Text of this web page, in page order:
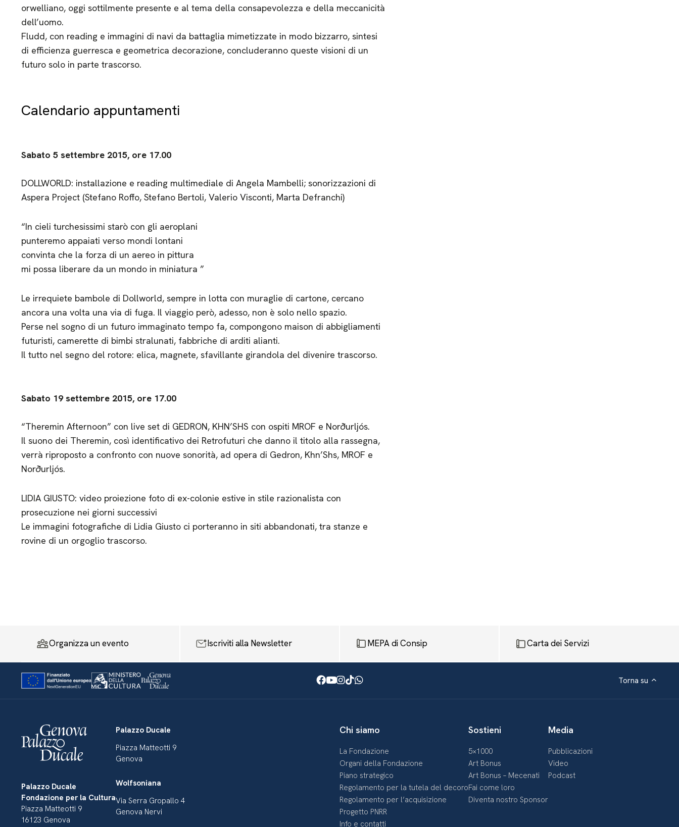
orwelliano, oggi sottilmente presente e al tema della consapevolezza e della meccanicità
dell’uomo.
Fludd, con reading e immagini di navi da battaglia mimetizzate in modo bizzarro, sintesi
di efficienza guerresca e geometrica decorazione, concluderanno queste visioni di un
futuro solo in parte trascorso.
Calendario appuntamenti
Sabato 5 settembre 2015, ore 17.00
DOLLWORLD: installazione e reading multimediale di Angela Mambelli; sonorizzazioni di
Aspera Project (Stefano Roffo, Stefano Bertoli, Valerio Visconti, Marta Defranchi)
“In cieli turchesissimi starò con gli aeroplani
punteremo appaiati verso mondi lontani
convinta che la forza di un aereo in pittura
mi possa liberare da un mondo in miniatura ”
Le irrequiete bambole di Dollworld, sempre in lotta con muraglie di cartone, cercano
ancora una volta una via di fuga. Il viaggio però, adesso, non è solo nello spazio.
Perse nel sogno di un futuro immaginato tempo fa, compongono maison di abbigliamenti
futuristi, camerette di bimbi stralunati, fabbriche di arditi alianti.
Il tutto nel segno del rotore: elica, magnete, sfavillante girandola del divenire trascorso.
Sabato 19 settembre 2015, ore 17.00
“Theremin Afternoon” con live set di GEDRON, KHN’SHS con ospiti MROF e Norðurljós.
Il suono dei Theremin, così identificativo dei Retrofuturi che danno il titolo alla rassegna,
verrà riproposto a confronto con nuove sonorità, ad opera di Gedron, Khn’Shs, MROF e
Norðurljós.
LIDIA GIUSTO: video proiezione foto di ex-colonie estive in stile razionalista con
prosecuzione nei giorni successivi
Le immagini fotografiche di Lidia Giusto ci porteranno in siti abbandonati, tra stanze e
rovine di un orgoglio trascorso.
Organizza un evento Iscriviti alla Newsletter MEPA di Consip Carta dei Servizi
Facebook
Youtube
Instagram
TikTok
WhatsApp Torna su
Palazzo Ducale
Fondazione per la Cultura
Piazza Matteotti 9
16123 Genova
Palazzo Ducale
Piazza Matteotti 9
Genova
Wolfsoniana
Via Serra Gropallo 4
Genova Nervi
Chi siamo
La Fondazione
Organi della Fondazione
Piano strategico
Regolamento per la tutela del decoro
Regolamento per l’acquisizione
Progetto PNRR
Info e contatti
Sostieni
5×1000
Art Bonus
Art Bonus – Mecenati
Fai come loro
Diventa nostro Sponsor
Media
Pubblicazioni
Video
Podcast